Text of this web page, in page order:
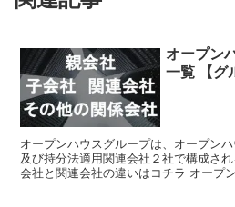
オープン
一覧 【グ
オープンハウスグループは、オープン
及び持分法適用関連会社２社で構成さ
会社と関連会社の違いはコチラ オープ